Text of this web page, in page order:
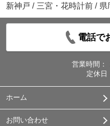
新神戸 / 三宮・花時計前 / 県
電話で
営業時間：
定休日
ホーム
お問い合わせ